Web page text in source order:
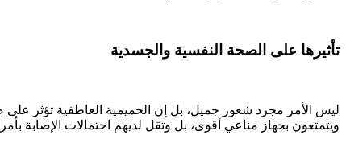
تأثيرها على الصحة النفسية والجسدية
ليس الأمر مجرد شعور جميل، بل إن الحميمية العاطفية تؤثر
ويتمتعون بجهاز مناعي أقوى، بل وتقل لديهم احتمالات الإصابة